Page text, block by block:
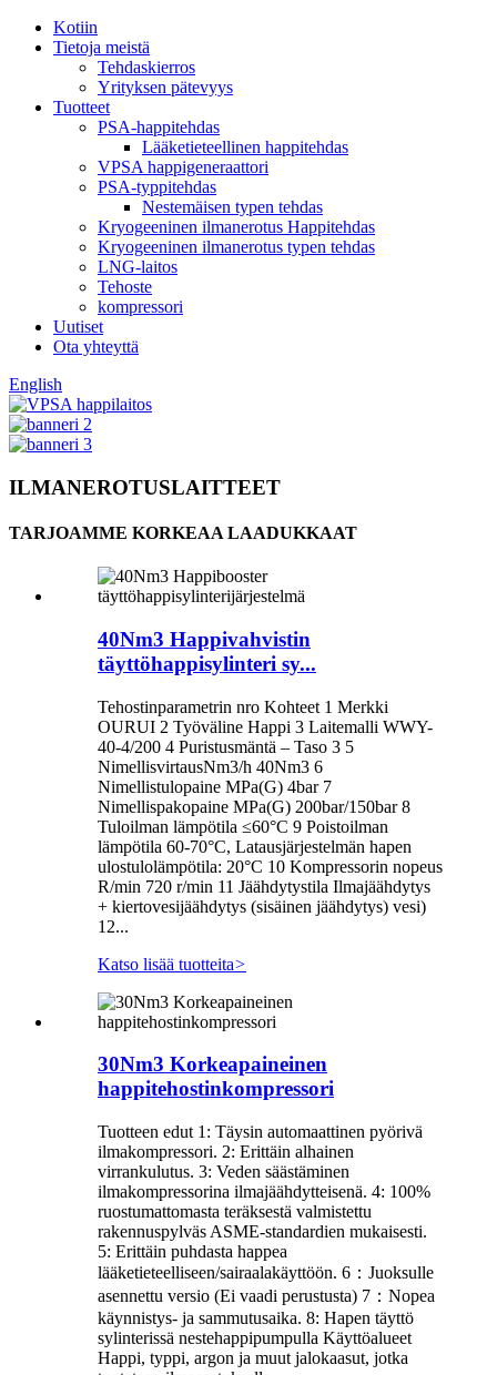
Kotiin
Tietoja meistä
Tehdaskierros
Yrityksen pätevyys
Tuotteet
PSA-happitehdas
Lääketieteellinen happitehdas
VPSA happigeneraattori
PSA-typpitehdas
Nestemäisen typen tehdas
Kryogeeninen ilmanerotus Happitehdas
Kryogeeninen ilmanerotus typen tehdas
LNG-laitos
Tehoste
kompressori
Uutiset
Ota yhteyttä
English
ILMANEROTUSLAITTEET
TARJOAMME KORKEAA LAADUKKAAT
40Nm3 Happivahvistin
täyttöhappisylinteri sy...
Tehostinparametrin nro Kohteet 1 Merkki
OURUI 2 Työväline Happi 3 Laitemalli WWY-
40-4/200 4 Puristusmäntä – Taso 3 5
NimellisvirtausNm3/h 40Nm3 6
Nimellistulopaine MPa(G) 4bar 7
Nimellispakopaine MPa(G) 200bar/150bar 8
Tuloilman lämpötila ≤60°C 9 Poistoilman
lämpötila 60-70°C, Latausjärjestelmän hapen
ulostulolämpötila: 20°C 10 Kompressorin nopeus
R/min 720 r/min 11 Jäähdytystila Ilmajäähdytys
+ kiertovesijäähdytys (sisäinen jäähdytys) vesi)
12...
Katso lisää tuotteita>
30Nm3 Korkeapaineinen
happitehostinkompressori
Tuotteen edut 1: Täysin automaattinen pyörivä
ilmakompressori. 2: Erittäin alhainen
virrankulutus. 3: Veden säästäminen
ilmakompressorina ilmajäähdytteisenä. 4: 100%
ruostumattomasta teräksestä valmistettu
rakennuspylväs ASME-standardien mukaisesti.
5: Erittäin puhdasta happea
lääketieteelliseen/sairaalakäyttöön. 6：Juoksulle
asennettu versio (Ei vaadi perustusta) 7：Nopea
käynnistys- ja sammutusaika. 8: Hapen täyttö
sylinterissä nestehappipumpulla Käyttöalueet
Happi, typpi, argon ja muut jalokaasut, jotka